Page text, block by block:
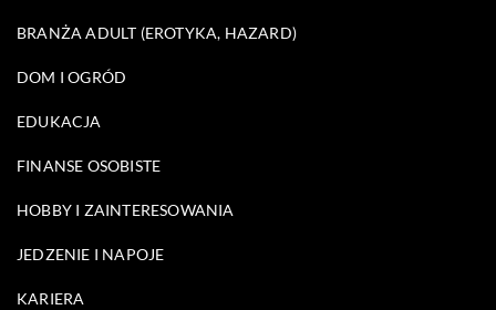
BRANŻA ADULT (EROTYKA, HAZARD)
DOM I OGRÓD
EDUKACJA
FINANSE OSOBISTE
HOBBY I ZAINTERESOWANIA
JEDZENIE I NAPOJE
KARIERA